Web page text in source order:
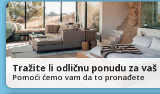
Tražite li odličnu ponudu za
Pomoći ćemo vam da to pronađete